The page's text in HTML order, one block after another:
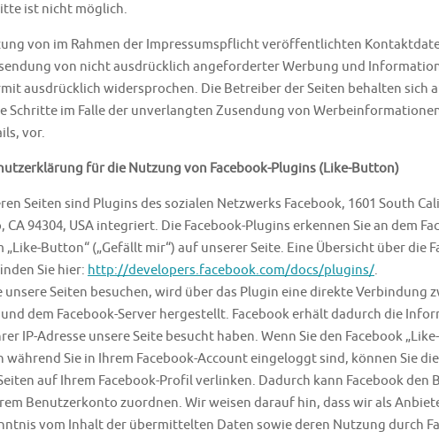
ist nicht möglich.
von im Rahmen der Impressumspflicht veröffentlichten
von nicht ausdrücklich angeforderter Werbung und
ausdrücklich widersprochen. Die Betreiber der Seiten behalten sich
Schritte im Falle der unverlangten Zusendung von
vor.
für die Nutzung von Facebook-Plugins (Like-Button)
Seiten sind Plugins des sozialen Netzwerks Facebook, 1601 South
CA 94304, USA integriert. Die Facebook-Plugins erkennen Sie an dem
„Like-Button“ („Gefällt mir“) auf unserer Seite. Eine Übersicht über die
Sie hier: http://developers.facebook.com/docs/plugins/.
unsere Seiten besuchen, wird über das Plugin eine direkte Verbindung
dem Facebook-Server hergestellt. Facebook erhält dadurch die
IP-Adresse unsere Seite besucht haben. Wenn Sie den Facebook
während Sie in Ihrem Facebook-Account eingeloggt sind, können Sie
auf Ihrem Facebook-Profil verlinken. Dadurch kann Facebook den
Benutzerkonto zuordnen. Wir weisen darauf hin, dass wir als
vom Inhalt der übermittelten Daten sowie deren Nutzung durch